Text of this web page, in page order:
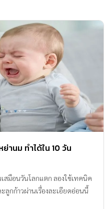
ย่านม ทำได้ใน 10 วัน
สมือนวันโลกแตก ลองใช้เทคนิค
ลูกก้าวผ่านเรื่องละเอียดอ่อนนี้